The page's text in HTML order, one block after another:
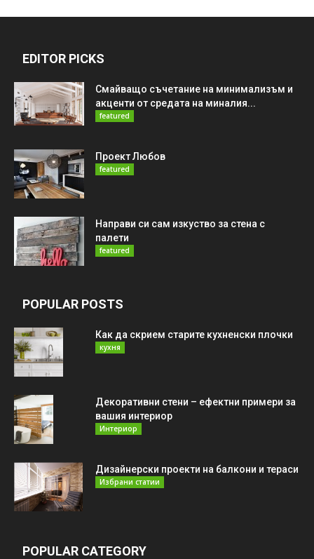
EDITOR PICKS
Смайващо съчетание на минимализъм и
акценти от средата на миналия...
featured
Проект Любов
featured
Направи си сам изкуство за стена с
палети
featured
POPULAR POSTS
Как да скрием старите кухненски плочки
кухня
Декоративни стени – ефектни примери за
вашия интериор
Интериор
Дизайнерски проекти на балкони и тераси
Избрани статии
POPULAR CATEGORY